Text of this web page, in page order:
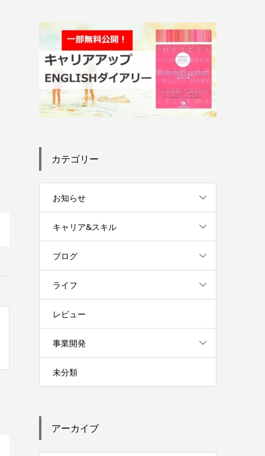
カテゴリー
お知らせ
キャリア&スキル
ブログ
ライフ
レビュー
事業開発
未分類
アーカイブ